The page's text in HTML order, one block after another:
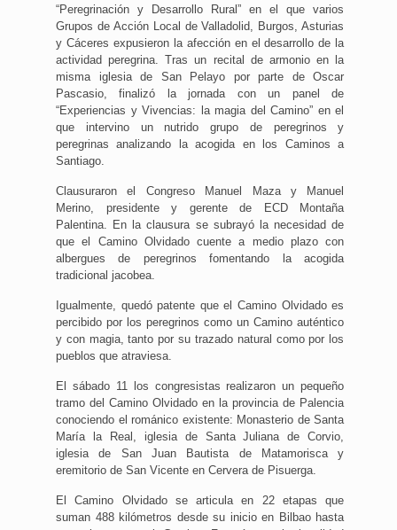
“Peregrinación y Desarrollo Rural” en el que varios
Grupos de Acción Local de Valladolid, Burgos, Asturias
y Cáceres expusieron la afección en el desarrollo de la
actividad peregrina. Tras un recital de armonio en la
misma iglesia de San Pelayo por parte de Oscar
Pascasio, finalizó la jornada con un panel de
“Experiencias y Vivencias: la magia del Camino” en el
que intervino un nutrido grupo de peregrinos y
peregrinas analizando la acogida en los Caminos a
Santiago.
Clausuraron el Congreso Manuel Maza y Manuel
Merino, presidente y gerente de ECD Montaña
Palentina. En la clausura se subrayó la necesidad de
que el Camino Olvidado cuente a medio plazo con
albergues de peregrinos fomentando la acogida
tradicional jacobea.
Igualmente, quedó patente que el Camino Olvidado es
percibido por los peregrinos como un Camino auténtico
y con magia, tanto por su trazado natural como por los
pueblos que atraviesa.
El sábado 11 los congresistas realizaron un pequeño
tramo del Camino Olvidado en la provincia de Palencia
conociendo el románico existente: Monasterio de Santa
María la Real, iglesia de Santa Juliana de Corvio,
iglesia de San Juan Bautista de Matamorisca y
eremitorio de San Vicente en Cervera de Pisuerga.
El Camino Olvidado se articula en 22 etapas que
suman 488 kilómetros desde su inicio en Bilbao hasta